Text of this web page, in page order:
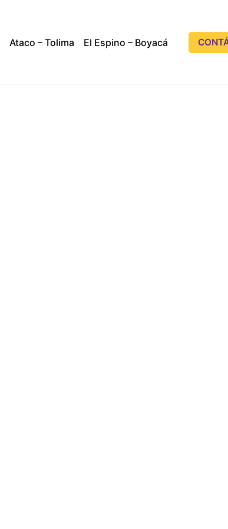
Ataco – Tolima El Espino – Boyacá